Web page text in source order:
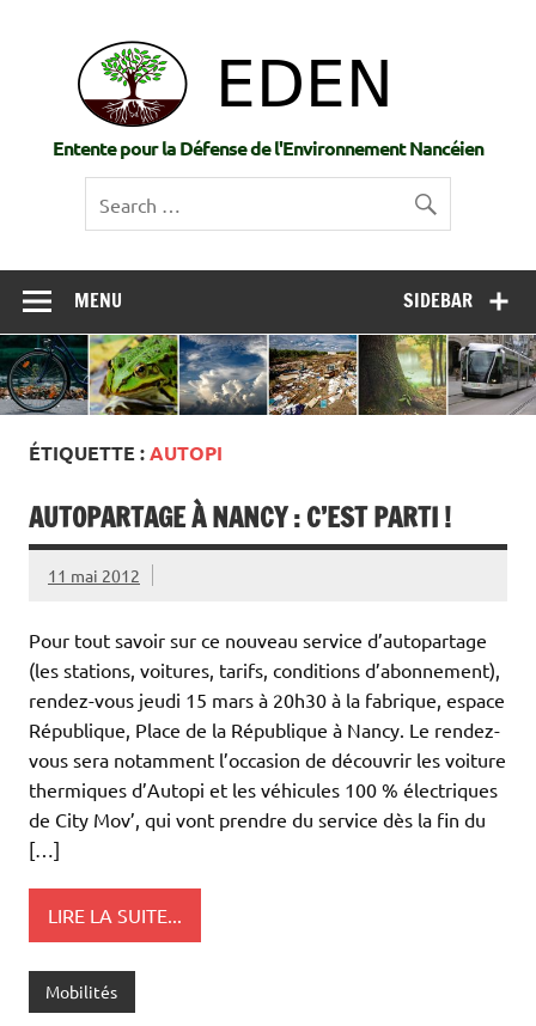
Entente pour la Défense de l'Environnement Nancéien
SIDEBAR
MENU
ÉTIQUETTE :AUTOPI
AUTOPARTAGE À NANCY : C’EST PARTI !
11 mai 2012
Pour tout savoir sur ce nouveau service d’autopartage
(les stations, voitures, tarifs, conditions d’abonnement),
rendez-vous jeudi 15 mars à 20h30 à la fabrique, espace
République, Place de la République à Nancy. Le rendez-
vous sera notamment l’occasion de découvrir les voiture
thermiques d’Autopi et les véhicules 100 % électriques
de City Mov’, qui vont prendre du service dès la fin du
[…]
LIRE LA SUITE...
Mobilités